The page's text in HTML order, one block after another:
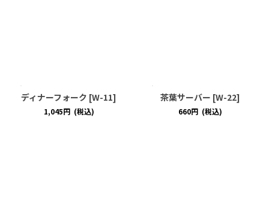
ディナーフォーク [W-11]
1,045円 (税込)
茶葉サーバー [W-22]
660円 (税込)